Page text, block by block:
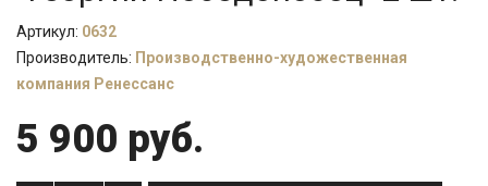
Артикул: 0632
Производитель: Производственно-художественная
компания Ренессанс
5 900 руб.